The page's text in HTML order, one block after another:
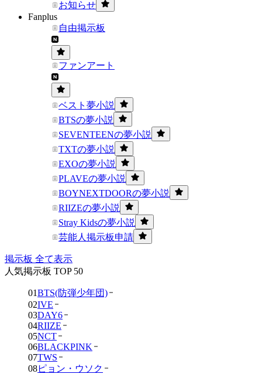
お知らせ
Fanplus
自由掲示板
ファンアート
ベスト夢小説
BTSの夢小説
SEVENTEENの夢小説
TXTの夢小説
EXOの夢小説
PLAVEの夢小説
BOYNEXTDOORの夢小説
RIIZEの夢小説
Stray Kidsの夢小説
芸能人掲示板申請
掲示板 全て表示
人気掲示板 TOP 50
01BTS(防弾少年団)
02IVE
03DAY6
04RIIZE
05NCT
06BLACKPINK
07TWS
08ピョン・ウソク